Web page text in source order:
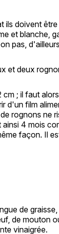
ils doivent
et blanche,
pas,
et deux
; il faut
d'un film
rognons ne
4 mois
façon. Il
de
de mouton
vinaigrée.